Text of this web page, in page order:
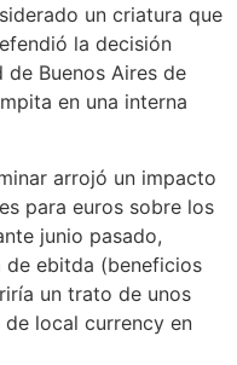
un criatura que
la decisión
Buenos Aires de
en una interna
arrojó un impacto
para euros sobre los
junio pasado,
ebitda (beneficios
un trato de unos
local currency en